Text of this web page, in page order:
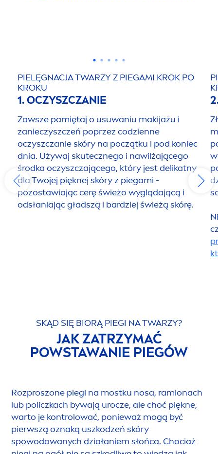
PIELĘGNACJA TWARZY Z PIEGAMI KROK PO
KROKU
1. OCZYSZCZANIE
Zawsze pamiętaj o usuwaniu makijażu i
zanieczyszczeń poprzez codzienne
oczyszczanie skóry na początku i pod koniec
dnia. Używaj skutecznego i nawilżającego
środka oczyszczającego, który jest delikatny
dla Twojej pięknej skóry z piegami -
pozostawiając cerę świeżo wyglądającą i
odsłaniając gładszą i bardziej świeżą skórę.
SKĄD SIĘ BIORĄ PIEGI NA TWARZY?
JAK ZATRZYMAĆ
POWSTAWANIE PIEGÓW
Rozproszone piegi na mostku nosa, ramionach
lub policzkach bywają urocze, ale choć piękne,
warto je kontrolować, ponieważ mogą być
pierwszą oznaką uszkodzeń skóry
spowodowanych działaniem słońca. Chociaż